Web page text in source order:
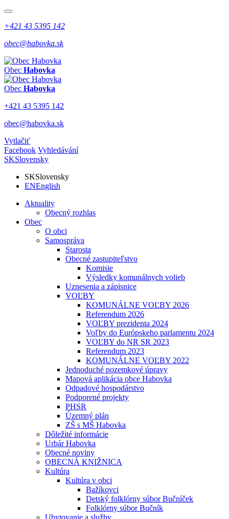
+421 43 5395 142
obec@habovka.sk
Obec Habovka
Obec Habovka
+421 43 5395 142
obec@habovka.sk
Vytlačiť
Facebook Vyhledávání
SKSlovensky
SKSlovensky
ENEnglish
Aktuality
Obecný rozhlas
Obec
O obci
Samospráva
Starosta
Obecné zastupiteľstvo
Komisie
Výsledky komunálnych volieb
Uznesenia a zápisnice
VOĽBY
KOMUNÁLNE VOĽBY 2026
Referendum 2026
VOĽBY prezidenta 2024
Voľby do Európskeho parlamentu 2024
VOĽBY do NR SR 2023
Referendum 2023
KOMUNÁLNE VOĽBY 2022
Jednoduché pozemkové úpravy
Mapová aplikácia obce Habovka
Odpadové hospodárstvo
Podporené projekty
PHSR
Územný plán
ZŠ s MŠ Habovka
Dôležité informácie
Urbár Habovka
Obecné noviny
OBECNÁ KNIŽNICA
Kultúra
Kultúra v obci
Bažíkovci
Detský folklórny súbor Bučníček
Folklórny súbor Bučník
Ubytovanie a služby